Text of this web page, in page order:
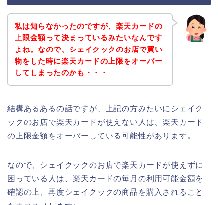
私は知らなかったのですが、楽天カードの
上限金額って決まっているみたいなんです
よね。なので、シェイクックのお店で買い
物をした時に楽天カードの上限をオーバー
してしまったのかも・・・
結構あるあるの話ですが、上記の方みたいにシェイク
ックのお店で楽天カードが使えない人は、楽天カード
の上限金額をオーバーしている可能性があります。
なので、シェイクックのお店で楽天カードが使えずに
困っている人は、楽天カードの毎月の利用可能金額を
確認の上、再度シェイクックの商品を購入されること